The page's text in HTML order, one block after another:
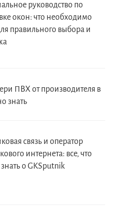
руководство по
окон: что необходимо
правильного выбора и
ПВХ от производителя в
знать
связь и оператор
интернета: все, что
о GKSputnik